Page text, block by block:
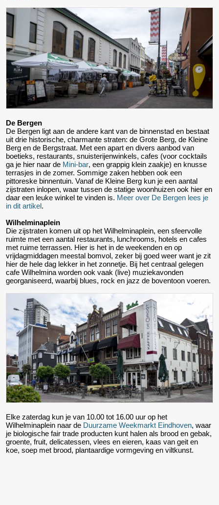
De Bergen
De Bergen ligt aan de andere kant van de binnenstad en bestaat
uit drie historische, charmante straten: de Grote Berg, de Kleine
Berg en de Bergstraat. Met een apart en divers aanbod van
boetieks, restaurants, snuisterijenwinkels, cafes (voor cocktails
ga je hier naar de Mini-bar, een grappig klein zaakje) en knusse
terrasjes in de zomer. Sommige zaken hebben ook een
pittoreske binnentuin. Vanaf de Kleine Berg kun je een aantal
zijstraten inlopen, waar tussen de statige woonhuizen ook hier en
daar een leuke winkel te vinden is. Meer over De Bergen lees je
in dit artikel.
Wilhelminaplein
Die zijstraten komen uit op het Wilhelminaplein, een sfeervolle
ruimte met een aantal restaurants, lunchrooms, hotels en cafes
met ruime terrassen. Hier is het in de weekenden en op
vrijdagmiddagen meestal bomvol, zeker bij goed weer want je zit
hier de hele dag lekker in het zonnetje. Bij het centraal gelegen
cafe Wilhelmina worden ook vaak (live) muziekavonden
georganiseerd, waarbij blues, rock en jazz de boventoon voeren.
Elke zaterdag kun je van 10.00 tot 16.00 uur op het
Wilhelminaplein naar de Duurzame Weekmarkt Eindhoven, waar
je biologische fair trade producten kunt halen als brood en gebak,
groente, fruit, delicatessen, vlees en eieren, kaas van geit en
koe, soep met brood, plantaardige vormgeving en viltkunst.